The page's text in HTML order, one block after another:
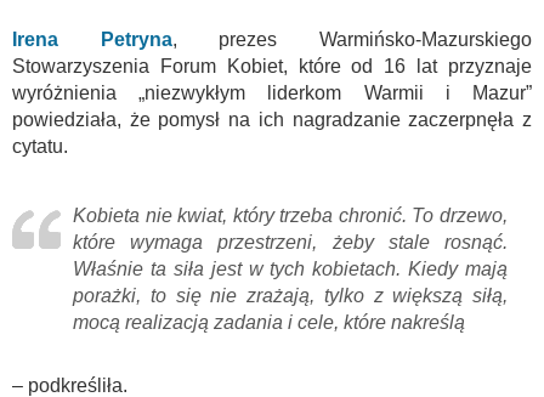
Irena Petryna, prezes Warmińsko-Mazurskiego
Stowarzyszenia Forum Kobiet, które od 16 lat przyznaje
wyróżnienia „niezwykłym liderkom Warmii i Mazur”
powiedziała, że pomysł na ich nagradzanie zaczerpnęła z
cytatu.
Kobieta nie kwiat, który trzeba chronić. To drzewo,
które wymaga przestrzeni, żeby stale rosnąć.
Właśnie ta siła jest w tych kobietach. Kiedy mają
porażki, to się nie zrażają, tylko z większą siłą,
mocą realizacją zadania i cele, które nakreślą
– podkreśliła.